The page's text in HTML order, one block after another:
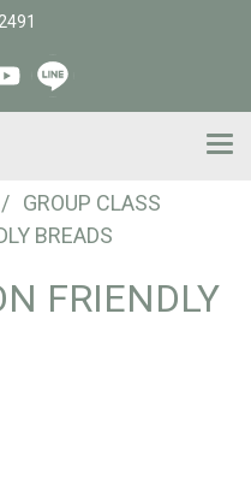
GROUP CLASS
BREADS
FRIENDLY